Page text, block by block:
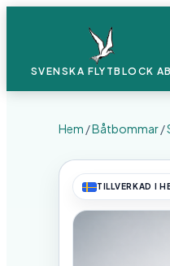
SVENSKA FLYTBLOCK AB
Hem /Båtbommar/
TILLVERKAD I